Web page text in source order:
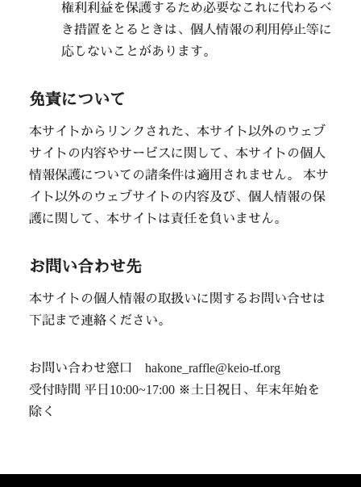
権利利益を保護するため必要なこれに代わるべ
き措置をとるときは、個人情報の利用停止等に
応じないことがあります。
免責について
本サイトからリンクされた、本サイト以外のウェブ
サイトの内容やサービスに関して、本サイトの個人
情報保護についての諸条件は適用されません。 本サ
イト以外のウェブサイトの内容及び、個人情報の保
護に関して、本サイトは責任を負いません。
お問い合わせ先
本サイトの個人情報の取扱いに関するお問い合せは
下記まで連絡ください。
お問い合わせ窓口 hakone_raffle@keio-tf.org
受付時間 平日10:00~17:00 ※土日祝日、年末年始を
除く